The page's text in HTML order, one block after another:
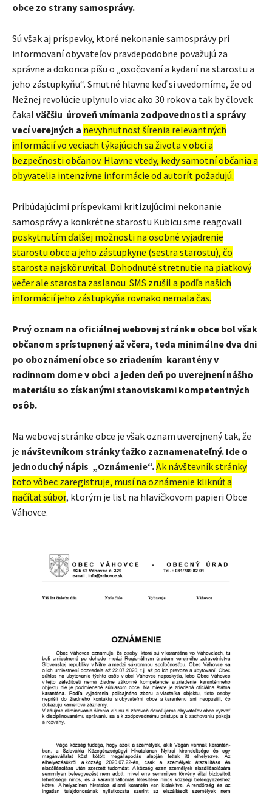
obce zo strany samosprávy.
Sú však aj príspevky, ktoré nekonanie samosprávy pri
informovaní obyvateľov pravdepodobne považujú za
správne a dokonca píšu o „osočovaní a kydaní na starostu a
jeho zástupkyňu“. Smutné hlavne keď si uvedomíme, že od
Nežnej revolúcie uplynulo viac ako 30 rokov a tak by človek
čakal väčšiu úroveň vnímania zodpovednosti a správy
vecí verejných a nevyhnutnosť šírenia relevantných
informácií vo veciach týkajúcich sa života v obci a
bezpečnosti občanov. Hlavne vtedy, kedy samotní občania a
obyvatelia intenzívne informácie od autorít požadujú.
Pribúdajúcimi príspevkami kritizujúcimi nekonanie
samosprávy a konkrétne starostu Kubicu sme reagovali
poskytnutím ďalšej možnosti na osobné vyjadrenie
starostu obce a jeho zástupkyne (sestra starostu), čo
starosta najskôr uvítal. Dohodnuté stretnutie na piatkový
večer ale starosta zaslanou SMS zrušil a podľa našich
informácií jeho zástupkyňa rovnako nemala čas.
Prvý oznam na oficiálnej webovej stránke obce bol však
občanom sprístupnený až včera, teda minimálne dva dni
po oboznámení obce so zriadením karantény v
rodinnom dome v obci a jeden deň po uverejnení nášho
materiálu so získanými stanoviskami kompetentných
osôb.
Na webovej stránke obce je však oznam uverejnený tak, že
je návštevníkom stránky ťažko zaznamenateľný. Ide o
jednoduchý nápis „Oznámenie“.Ak návštevník stránky
toto vôbec zaregistruje, musí na oznámenie kliknúť a
načítať súbor, ktorým je list na hlavičkovom papieri Obce
Váhovce.